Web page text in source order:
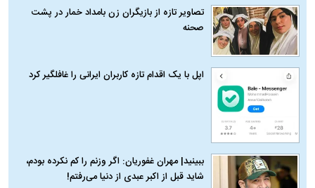
تصاویر تازه از بازیگران زن بامداد خمار در پشت
صحنه
اپل با یک اقدام تازه کاربران ایرانی را غافلگیر کرد
ببینید| مهران غفوریان: اگر وزنم را کم نکرده بودم،
شاید قبل از اکبر عبدی از دنیا می‌رفتم!